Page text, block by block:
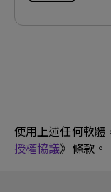
使用上述任何軟體
授權協議》條款。